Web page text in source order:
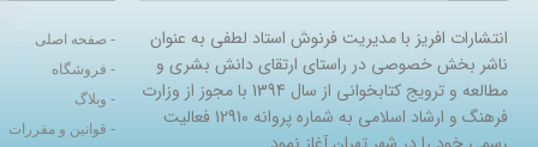
انتشارات افریز با مدیریت فرنوش استاد لطفی به عنوان
ناشر بخش خصوصی در راستای ارتقای دانش بشری و
مطالعه و ترویج کتابخوانی از سال 1394 با مجوز از وزارت
فرهنگ و ارشاد اسلامی به شماره پروانه 12910 فعالیت
- صفحه اصلی
- فروشگاه
- وبلاگ
- قوانین و مقررات